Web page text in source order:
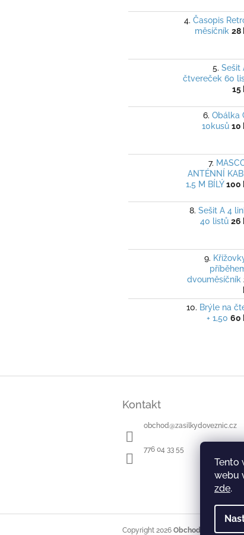
Tento
webu
zde.
Časopis
měsíčník 28
Sešit
čtvereček 60
15
Obálka
10kusů 10
ANTÉNNÍ
1,5 M BÍLÝ 100
Sešit A 4
40 listů 26
dvouměsíčník
Brýle na
+ 1,50 60
Kontakt
obchod@zasilkydoveznic.cz
776 04 33 55
Copyright 2026 Obchod Zásilky do